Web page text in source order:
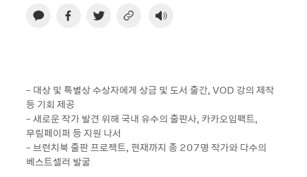
- 대상 및 특별상 수상자에게 상금 및 도서 출간, VOD 강의 제작
등 기회 제공
- 새로운 작가 발견 위해 국내 유수의 출판사, 카카오임팩트,
무림페이퍼 등 지원 나서
- 브런치북 출판 프로젝트, 현재까지 총 207명 작가와 다수의
베스트셀러 발굴